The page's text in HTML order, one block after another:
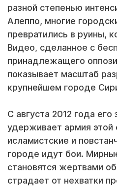
разной степенью
Алеппо, многие
превратились в руины,
Видео, сделанное с
принадлежащего
показывает масштаб
крупнейшем городе
С августа 2012 года его
удерживает армия
исламистские и
городе идут бои.
становятся жертвами
страдает от нехватки